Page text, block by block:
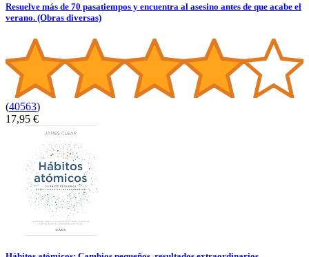
Resuelve más de 70 pasatiempos y encuentra al asesino antes de que acabe el
verano. (Obras diversas)
(40563)
17,95 €